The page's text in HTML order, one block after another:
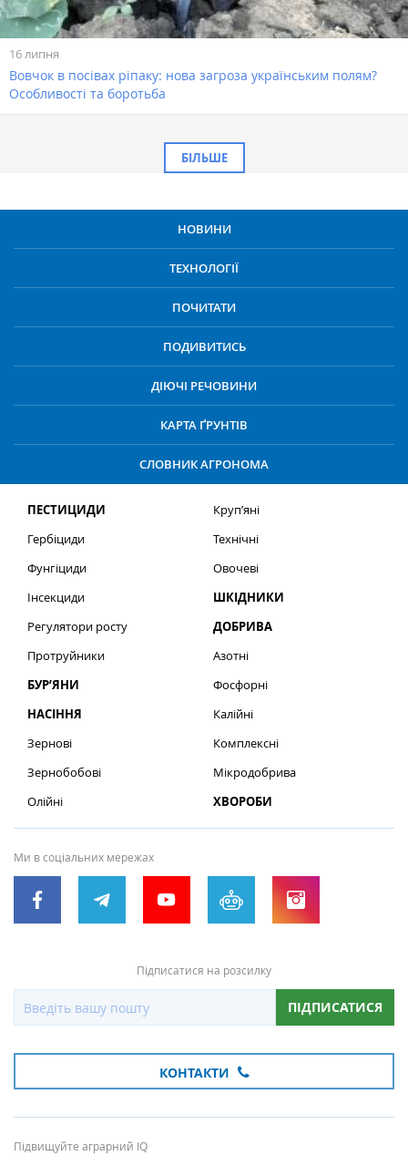
16 липня
Вовчок в посівах ріпаку: нова загроза українським полям?
Особливості та боротьба
БІЛЬШЕ
НОВИНИ
ТЕХНОЛОГІЇ
ПОЧИТАТИ
ПОДИВИТИСЬ
ДІЮЧІ РЕЧОВИНИ
КАРТА ҐРУНТІВ
СЛОВНИК АГРОНОМА
ПЕСТИЦИДИ
Гербіциди
Фунгіциди
Інсекциди
Регулятори росту
Протруйники
БУР’ЯНИ
НАСІННЯ
Зернові
Зернобобові
Олійні
Круп’яні
Технічні
Овочеві
ШКІДНИКИ
ДОБРИВА
Азотні
Фосфорні
Калійні
Комплексні
Мікродобрива
ХВОРОБИ
Ми в соціальних мережах
Підписатися на розсилку
ПІДПИСАТИСЯ
КОНТАКТИ
Підвищуйте аграрний IQ